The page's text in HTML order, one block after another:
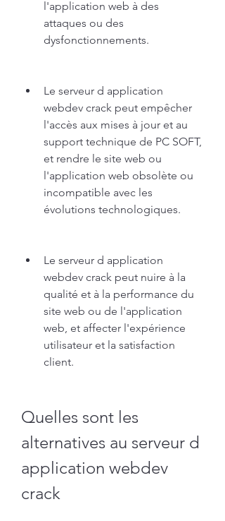
l'application web à des
attaques ou des
dysfonctionnements.
Le serveur d application
webdev crack peut empêcher
l'accès aux mises à jour et au
support technique de PC SOFT,
et rendre le site web ou
l'application web obsolète ou
incompatible avec les
évolutions technologiques.
Le serveur d application
webdev crack peut nuire à la
qualité et à la performance du
site web ou de l'application
web, et affecter l'expérience
utilisateur et la satisfaction
client.
Quelles sont les
alternatives au serveur d
application webdev
crack